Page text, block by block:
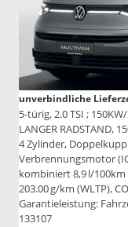
unverbindliche
5-türig, 2.0 TSI ;
LANGER RADSTAND,
4 Zylinder,
Verbrennungsmotor
kombiniert 8,9 l/100km
203.00 g/km (WLTP),
Garantieleistung:
133107